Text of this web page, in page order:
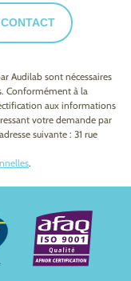
Audilab sont nécessaires
Conformément à la
aux informations
votre demande par
suivante : 31 rue
.